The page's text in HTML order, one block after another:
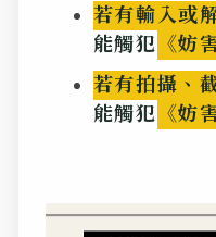
若有輸入或
能觸犯 《妨
若有拍攝、
能觸犯 《妨